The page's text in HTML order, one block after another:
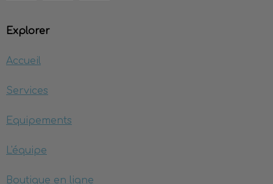
Explorer
Accueil
Services
Equipements
L'équipe
Boutique en ligne